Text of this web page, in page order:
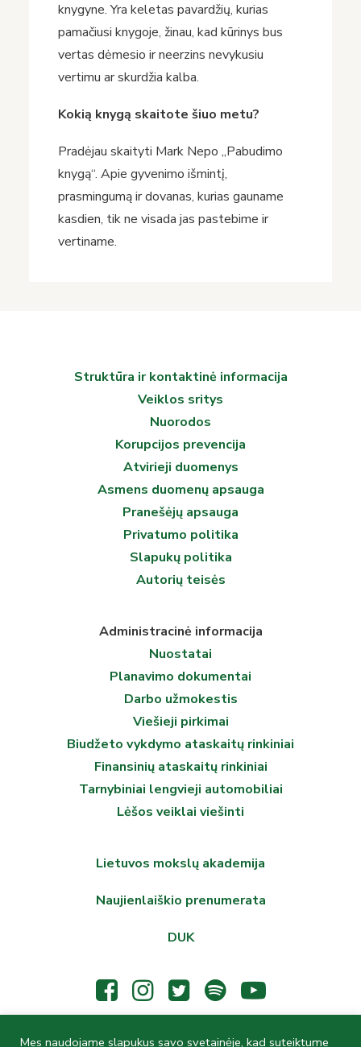
knygyne. Yra keletas pavardžių, kurias
pamačiusi knygoje, žinau, kad kūrinys bus
vertas dėmesio ir neerzins nevykusiu
vertimu ar skurdžia kalba.
Kokią knygą skaitote šiuo metu?
Pradėjau skaityti Mark Nepo „Pabudimo
knygą“. Apie gyvenimo išmintį,
prasmingumą ir dovanas, kurias gauname
kasdien, tik ne visada jas pastebime ir
vertiname.
Struktūra ir kontaktinė informacija
Veiklos sritys
Nuorodos
Korupcijos prevencija
Atvirieji duomenys
Asmens duomenų apsauga
Pranešėjų apsauga
Privatumo politika
Slapukų politika
Autorių teisės
Administracinė informacija
Nuostatai
Planavimo dokumentai
Darbo užmokestis
Viešieji pirkimai
Biudžeto vykdymo ataskaitų rinkiniai
Finansinių ataskaitų rinkiniai
Tarnybiniai lengvieji automobiliai
Lėšos veiklai viešinti
Lietuvos mokslų akademija
Naujienlaiškio prenumerata
DUK
Mes naudojame slapukus savo svetainėje, kad suteiktume